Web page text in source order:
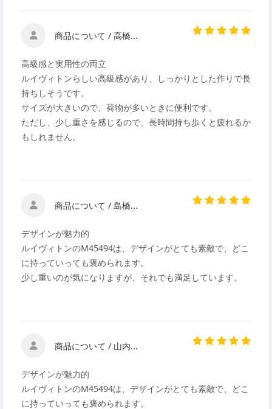
商品について / 高橋...
高級感と実用性の両立
ルイヴィトンらしい高級感があり、しっかりとした作りで長
持ちしそうです。
サイズが大きいので、荷物が多いときに便利です。
ただし、少し重さを感じるので、長時間持ち歩くと疲れるか
もしれません。
商品について / 島橋...
デザインが魅力的
ルイヴィトンのM45494は、デザインがとても素敵で、どこ
に持っていっても褒められます。
少し重いのが気になりますが、それでも満足しています。
商品について / 山内...
デザインが魅力的
ルイヴィトンのM45494は、デザインがとても素敵で、どこ
に持っていっても褒められます。